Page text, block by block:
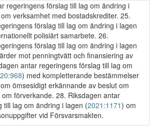
regeringens förslag till lag om ändring i
verksamhet med bostadskrediter. 25.
förslag till lag om ändring i lagen
polisiärt samarbete. 26.
förslag till lag om ändring i lagen
mot penningtvätt och finansiering av
antar regeringens förslag till lag om
) med kompletterande bestämmelser
ömsesidigt erkännande av beslut om
förverkande. 28. Riksdagen antar
till lag om ändring i lagen (2021:1171) om
vid Försvarsmakten.